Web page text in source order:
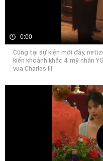
0:00
Cũng tại sự kiện mới đây,
kiến khoảnh khắc 4 mỹ nhân
vua Charles III